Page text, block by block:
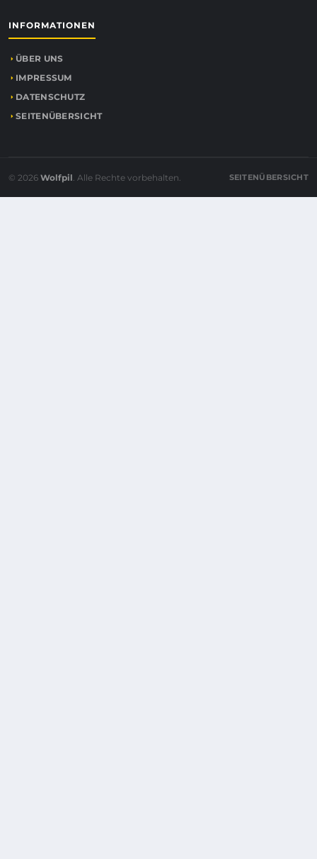
INFORMATIONEN
ÜBER UNS
IMPRESSUM
DATENSCHUTZ
SEITENÜBERSICHT
© 2026 Wolfpil. Alle Rechte vorbehalten. SEITENÜBERSICHT